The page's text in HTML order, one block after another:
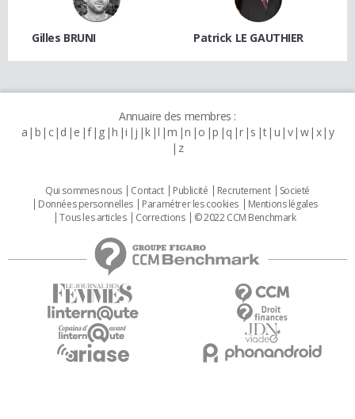
Gilles BRUNI Patrick LE GAUTHIER
Annuaire des membres :
a b c d e f g h i j k l m n o p q r s t u v w x y
z
Qui sommes nous Contact Publicité Recrutement
Societé
Données personnelles
Paramétrer les cookies
Mentions légales
Tous les articles
Corrections © 2022 CCM Benchmark